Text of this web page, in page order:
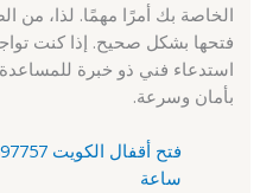
الخاصة بك أمرًا مهمًا. لذا، من
فتحها بشكل صحيح. إذا كنت
استدعاء فني ذو خبرة
بأمان وسرعة.
ساعة